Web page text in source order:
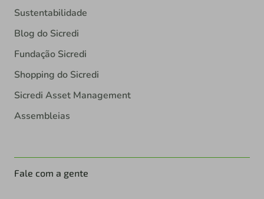
Sustentabilidade
Blog do Sicredi
Fundação Sicredi
Shopping do Sicredi
Sicredi Asset Management
Assembleias
Fale com a gente